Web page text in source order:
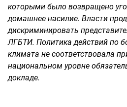
которыми было возвращено
домашнее насилие. Власти
дискриминировать
ЛГБТИ. Политика действий по
климата не соответствовала
национальном уровне
докладе.